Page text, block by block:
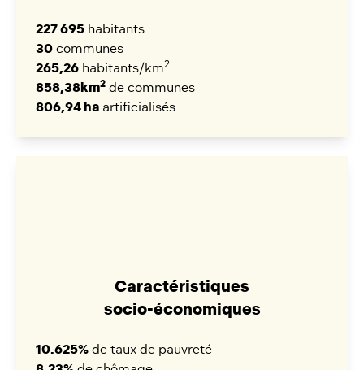
227 695 habitants
30 communes
265,26 habitants/km2
858,38km2 de communes
806,94 ha artificialisés
Caractéristiques
socio-économiques
10.625% de taux de pauvreté